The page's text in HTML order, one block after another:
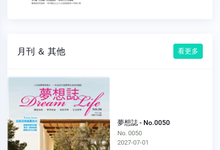
月刊 ＆ 其他 看更多
夢想誌 - No.0050
No. 0050
2027-07-01